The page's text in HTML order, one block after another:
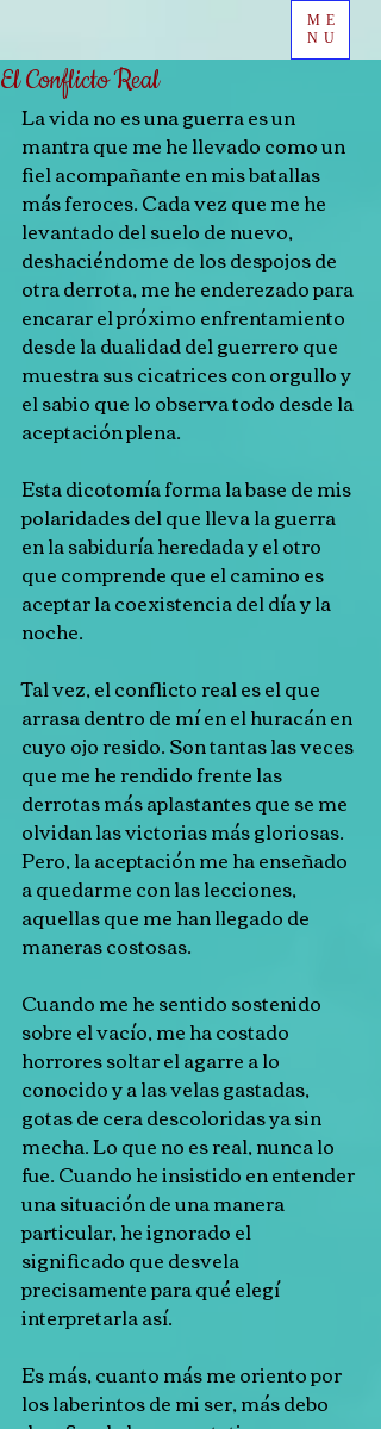
ME
NU
El Conflicto Real
La vida no es una guerra es un
mantra que me he llevado como un
fiel acompañante en mis batallas
más feroces. Cada vez que me he
levantado del suelo de nuevo,
deshaciéndome de los despojos de
otra derrota, me he enderezado para
encarar el próximo enfrentamiento
desde la dualidad del guerrero que
muestra sus cicatrices con orgullo y
el sabio que lo observa todo desde la
aceptación plena.
Esta dicotomía forma la base de mis
polaridades del que lleva la guerra
en la sabiduría heredada y el otro
que comprende que el camino es
aceptar la coexistencia del día y la
noche.
Tal vez, el conflicto real es el que
arrasa dentro de mí en el huracán en
cuyo ojo resido. Son tantas las veces
que me he rendido frente las
derrotas más aplastantes que se me
olvidan las victorias más gloriosas.
Pero, la aceptación me ha enseñado
a quedarme con las lecciones,
aquellas que me han llegado de
maneras costosas.
Cuando me he sentido sostenido
sobre el vacío, me ha costado
horrores soltar el agarre a lo
conocido y a las velas gastadas,
gotas de cera descoloridas ya sin
mecha. Lo que no es real, nunca lo
fue. Cuando he insistido en entender
una situación de una manera
particular, he ignorado el
significado que desvela
precisamente para qué elegí
interpretarla así.
Es más, cuanto más me oriento por
los laberintos de mi ser, más debo